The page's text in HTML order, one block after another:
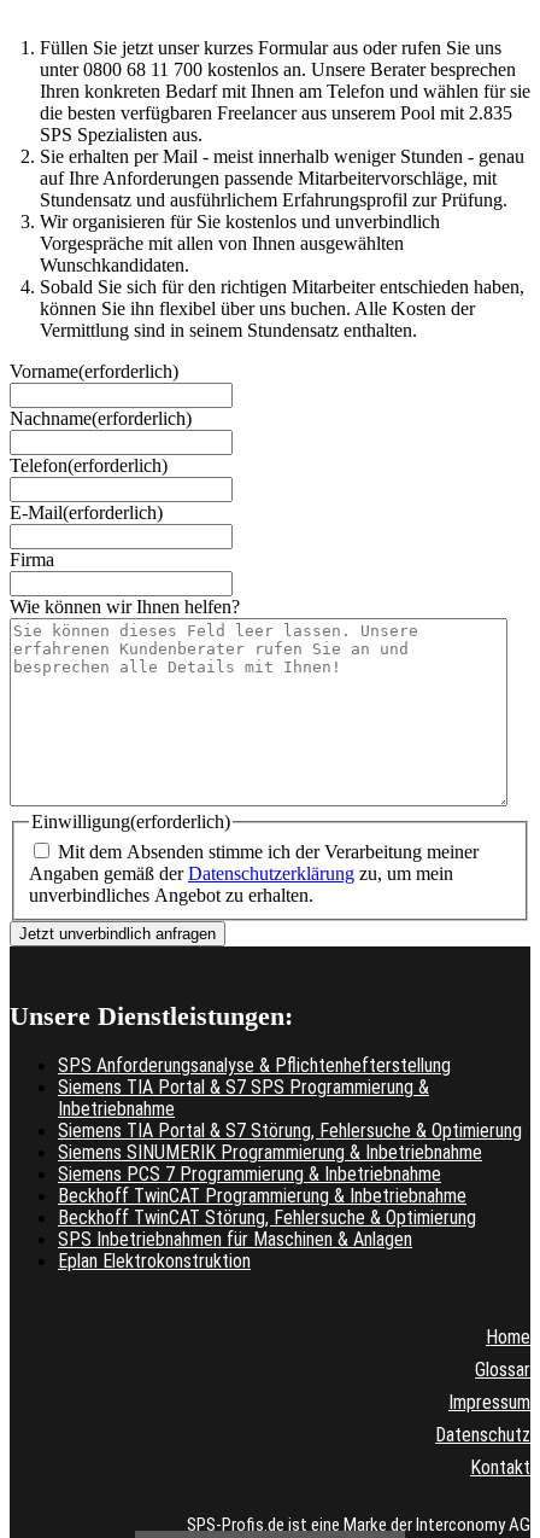
Füllen Sie jetzt unser kurzes Formular aus oder rufen Sie uns
unter 0800 68 11 700 kostenlos an. Unsere Berater besprechen
Ihren konkreten Bedarf mit Ihnen am Telefon und wählen für sie
die besten verfügbaren Freelancer aus unserem Pool mit 2.835
SPS Spezialisten aus.
Sie erhalten per Mail - meist innerhalb weniger Stunden - genau
auf Ihre Anforderungen passende Mitarbeitervorschläge, mit
Stundensatz und ausführlichem Erfahrungsprofil zur Prüfung.
Wir organisieren für Sie kostenlos und unverbindlich
Vorgespräche mit allen von Ihnen ausgewählten
Wunschkandidaten.
Sobald Sie sich für den richtigen Mitarbeiter entschieden haben,
können Sie ihn flexibel über uns buchen. Alle Kosten der
Vermittlung sind in seinem Stundensatz enthalten.
Vorname(erforderlich)
Nachname(erforderlich)
Telefon(erforderlich)
E-Mail(erforderlich)
Firma
Wie können wir Ihnen helfen?
Einwilligung(erforderlich)
Mit dem Absenden stimme ich der Verarbeitung meiner
Angaben gemäß derDatenschutzerklärung zu, um mein
unverbindliches Angebot zu erhalten.
Unsere Dienstleistungen:
SPS Anforderungsanalyse & Pflichtenhefterstellung
Siemens TIA Portal & S7 SPS Programmierung &
Inbetriebnahme
Siemens TIA Portal & S7 Störung, Fehlersuche & Optimierung
Siemens SINUMERIK Programmierung & Inbetriebnahme
Siemens PCS 7 Programmierung & Inbetriebnahme
Beckhoff TwinCAT Programmierung & Inbetriebnahme
Beckhoff TwinCAT Störung, Fehlersuche & Optimierung
SPS Inbetriebnahmen für Maschinen & Anlagen
Eplan Elektrokonstruktion
Home
Glossar
Impressum
Datenschutz
Kontakt
SPS-Profis.de ist eine Marke der Interconomy AG